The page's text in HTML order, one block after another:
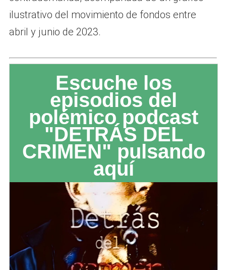
ilustrativo del movimiento de fondos entre
abril y junio de 2023.
Escuche los
episodios del
polémico podcast
"DETRÁS DEL
CRIMEN" pulsando
aquí